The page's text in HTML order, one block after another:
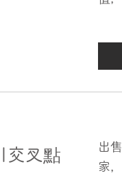
交叉點
出
家